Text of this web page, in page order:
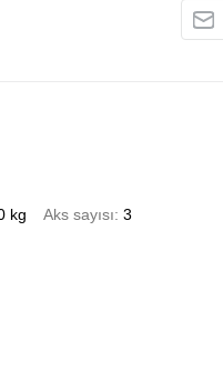
kg Aks sayısı 3